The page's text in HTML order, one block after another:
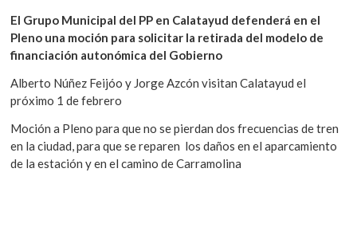
El Grupo Municipal del PP en Calatayud defenderá en el
Pleno una moción para solicitar la retirada del modelo de
financiación autonómica del Gobierno
Alberto Núñez Feijóo y Jorge Azcón visitan Calatayud el
próximo 1 de febrero
Moción a Pleno para que no se pierdan dos frecuencias de tren
en la ciudad, para que se reparen los daños en el aparcamiento
de la estación y en el camino de Carramolina